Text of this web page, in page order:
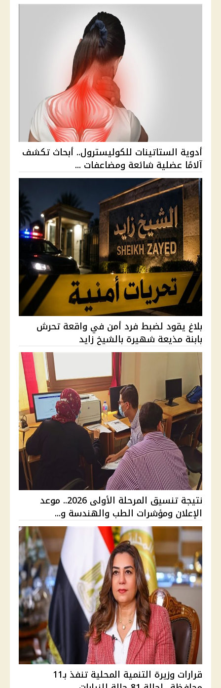
أدوية الستاتينات للكوليسترول.. أبحاث تكشف
آلامًا عضلية شائعة ومضاعفات ...
بلاغ يقود لضبط فرد أمن في واقعة تحرش
بابنة مذيعة شهيرة بالشيخ زايد
نتيجة تنسيق المرحلة الأولى 2026.. موعد
الإعلان ومؤشرات الطب والهندسة و...
قرارات وزيرة التنمية المحلية تنفذ بـ11